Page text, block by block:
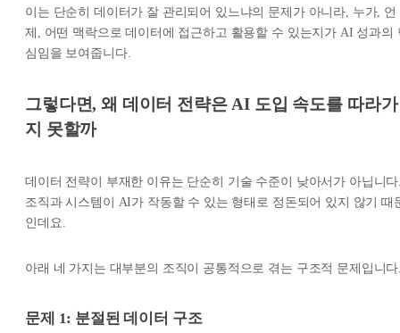
이는 단순히 데이터가 잘 관리되어 있느냐의 문제가 아니라, 누가, 언
제, 어떤 맥락으로 데이터에 접근하고 활용할 수 있는지가 AI 성과의
심임을 보여줍니다.
그렇다면, 왜 데이터 전략은 AI 도입 속도를 따라가
지 못할까
데이터 전략이 부재한 이유는 단순히 기술 수준이 낮아서가 아닙니
조직과 시스템이 AI가 작동할 수 있는 형태로 정돈되어 있지 않기 때
인데요.
아래 네 가지는 대부분의 조직이 공통적으로 겪는 구조적 문제입니
문제 1: 분절된 데이터 구조